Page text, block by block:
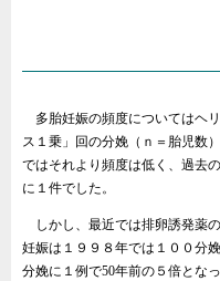
多胎妊娠の頻度についてはヘ
ス１乗」回の分娩（ｎ＝胎児数
ではそれより頻度は低く、過去
に１件でした。
しかし、最近では排卵誘発薬
妊娠は１９９８年では１００分
分娩に１例で50年前の５倍となっ